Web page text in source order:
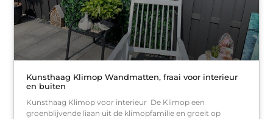
Kunsthaag Klimop Wandmatten, fraai voor interieur
en buiten
Kunsthaag Klimop voor interieur De Klimop een
groenblijvende liaan uit de klimopfamilie en groeit op